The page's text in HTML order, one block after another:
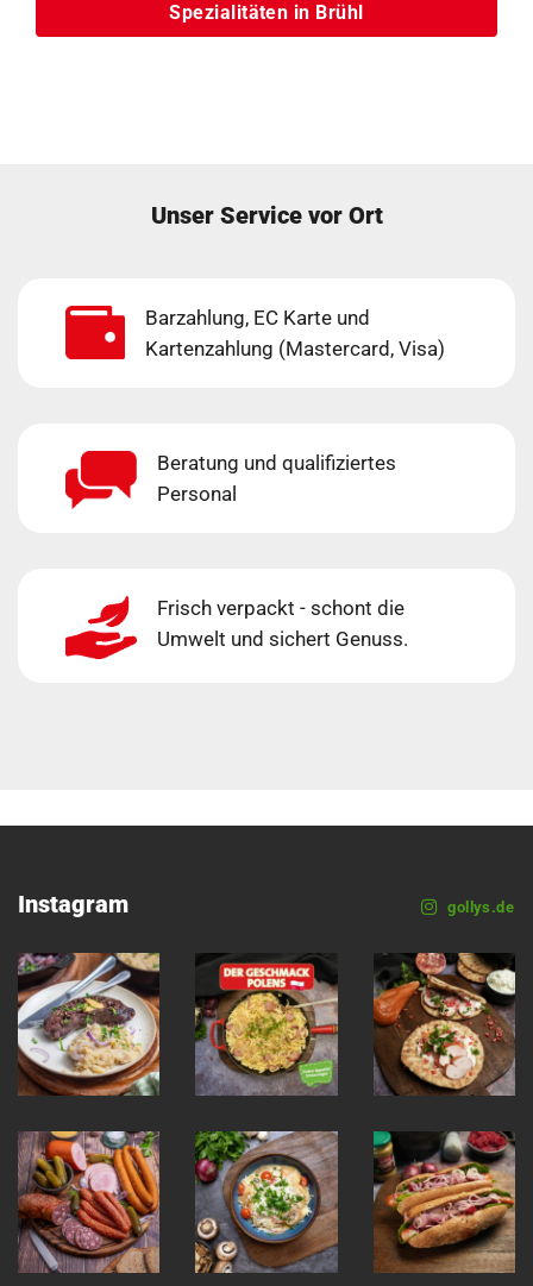
Spezialitäten in Brühl
Unser Service vor Ort
Barzahlung, EC Karte und
Kartenzahlung (Mastercard, Visa)
Beratung und qualifiziertes
Personal
Frisch verpackt - schont die
Umwelt und sichert Genuss.
Instagram gollys.de